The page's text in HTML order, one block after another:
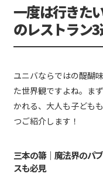
一度は行きた
のレストラン
ユニバならではの醍醐
た世界観ですよね。ま
かれる、大人も子ども
つご紹介します！
三本の箒｜魔法界のパ
スも必見